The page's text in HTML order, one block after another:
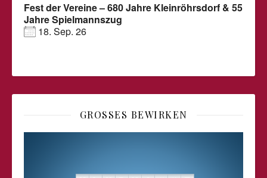
Fest der Vereine – 680 Jahre Kleinröhrsdorf & 55
Jahre Spielmannszug
18. Sep. 26
GROSSES BEWIRKEN